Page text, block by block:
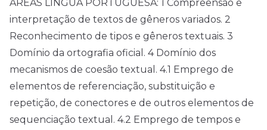
ÁREAS LÍNGUA PORTUGUESA: 1 Compreensão e
interpretação de textos de gêneros variados. 2
Reconhecimento de tipos e gêneros textuais. 3
Domínio da ortografia oficial. 4 Domínio dos
mecanismos de coesão textual. 4.1 Emprego de
elementos de referenciação, substituição e
repetição, de conectores e de outros elementos de
sequenciação textual. 4.2 Emprego de tempos e